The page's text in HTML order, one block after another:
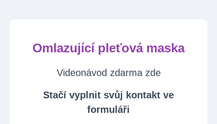
Omlazující pleťová maska
Videonávod zdarma zde
Stačí vyplnit svůj kontakt ve
formuláři